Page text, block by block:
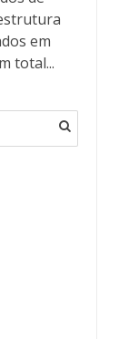
em
total...